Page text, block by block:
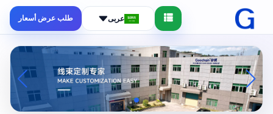
عربى طلب عرض أسعار